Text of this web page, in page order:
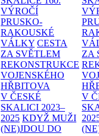
VÝROČÍ
PRUSKO-
RAKOUSKÉ
VÁLKY CESTA
ZA SVĚTLEM
REKONSTRUKCE
VOJENSKÉHO
HŘBITOVA
V ČESKÉ
SKALICI 2023–
2025 KDYŽ MUŽI
(NE)JDOU DO
ZA
V